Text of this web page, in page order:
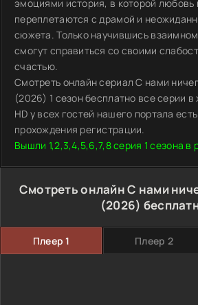
эмоциями история, в которой любовь
переплетаются с драмой и
сюжета. Только научившись
смогут справиться со своими
счастью.
Смотреть онлайн сериал С нами
(2026) 1 сезон бесплатно все серии
HD у всех гостей нашего портала
прохождения регистрации.
Вышли 1,2,3,4,5,6,7,8 серия 1 сезона в
Смотреть онлайн С нами
(2026)
Плеер 1 Плеер 2